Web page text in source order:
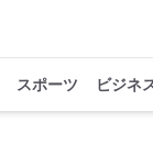
スポーツ ビジネ